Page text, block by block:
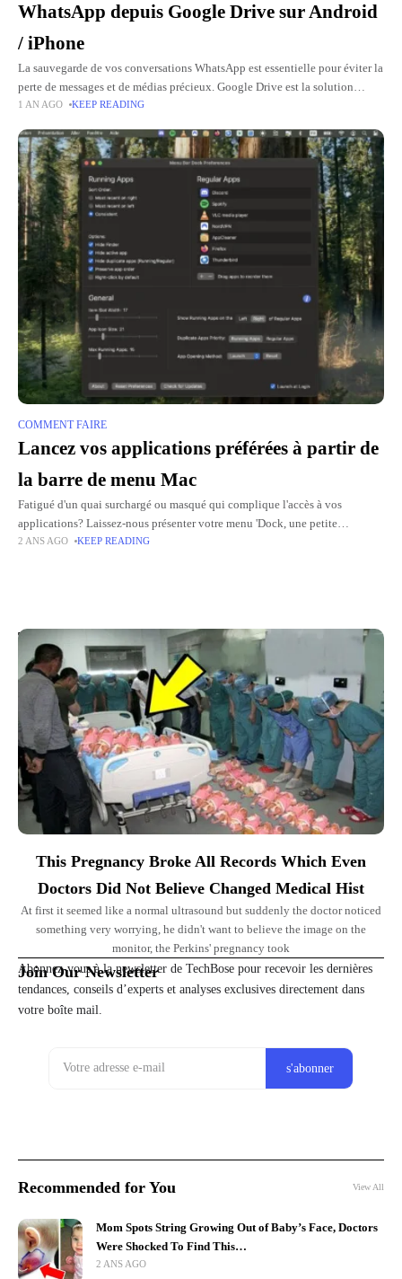
WhatsApp depuis Google Drive sur Android
/ iPhone
La sauvegarde de vos conversations WhatsApp est essentielle pour éviter la
perte de messages et de médias précieux. Google Drive est la solution
privilégiée pour les utilisateurs d'Android, mais comment
1 AN AGO KEEP READING
COMMENT FAIRE
Lancez vos applications préférées à partir de
la barre de menu Mac
Fatigué d'un quai surchargé ou masqué qui complique l'accès à vos
applications? Laissez-nous présenter votre menu 'Dock, une petite
application gratuite et open source qui vous permet de tout gérer
2 ANS AGO KEEP READING
Top Picks for You
This Pregnancy Broke All Records Which Even
Doctors Did Not Believe Changed Medical Hist
At first it seemed like a normal ultrasound but suddenly the doctor noticed
something very worrying, he didn't want to believe the image on the
monitor, the Perkins' pregnancy took
Join Our Newsletter
Abonnez-vous à la newsletter de TechBose pour recevoir les dernières
tendances, conseils d’experts et analyses exclusives directement dans
votre boîte mail.
Recommended for You View All
Mom Spots String Growing Out of Baby’s Face, Doctors
Were Shocked To Find This…
2 ANS AGO